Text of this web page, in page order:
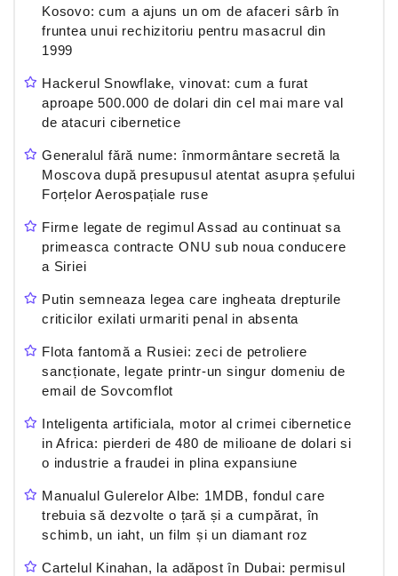
Kosovo: cum a ajuns un om de afaceri sârb în
fruntea unui rechizitoriu pentru masacrul din
1999
Hackerul Snowflake, vinovat: cum a furat
aproape 500.000 de dolari din cel mai mare val
de atacuri cibernetice
Generalul fără nume: înmormântare secretă la
Moscova după presupusul atentat asupra șefului
Forțelor Aerospațiale ruse
Firme legate de regimul Assad au continuat sa
primeasca contracte ONU sub noua conducere
a Siriei
Putin semneaza legea care ingheata drepturile
criticilor exilati urmariti penal in absenta
Flota fantomă a Rusiei: zeci de petroliere
sancționate, legate printr-un singur domeniu de
email de Sovcomflot
Inteligenta artificiala, motor al crimei cibernetice
in Africa: pierderi de 480 de milioane de dolari si
o industrie a fraudei in plina expansiune
Manualul Gulerelor Albe: 1MDB, fondul care
trebuia să dezvolte o țară și a cumpărat, în
schimb, un iaht, un film și un diamant roz
Cartelul Kinahan, la adăpost în Dubai: permisul